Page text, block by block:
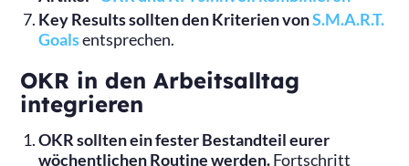
Key Results sollten den Kriterien vonS.M.A.R.T.
Goalsentsprechen.
OKR in den Arbeitsalltag
integrieren
OKR sollten ein fester Bestandteil eurer
wöchentlichen Routine werden.Fortschritt